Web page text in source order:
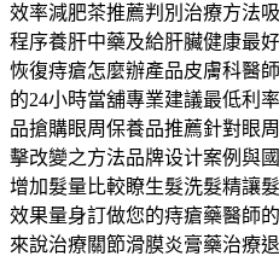
效率減肥茶推薦判別治療方法
程序養肝中藥及給肝臟健康最
恢復痔瘡怎麼辦產品皮膚科醫
的24小時當舖專業建議最低利
品搶購眼周保養品推薦針對眼
擊改變之方法品牌设计案例與
增加髮量比較瞭生髮洗髮精讓
效果量身訂做您的痔瘡藥醫師
來說治療關節滑膜炎膏藥治療